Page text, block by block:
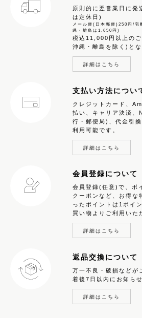
原則的に翌営業日に発
は定休日)
メール便(日本郵便)250円/宅
縄・離島は1,650円)
税込11,000円以上の
沖縄・離島を除く)とな
詳細はこちら
支払い方法につい
クレジットカード、
払い、キャリア決済、
行・郵便局)、代金引
利用可能です。
詳細はこちら
会員登録について
会員登録(任意)で、ポ
クーポンなど、お得な
ったポイントは1ポイ
買い物よりご利用いた
詳細はこちら
返品交換について
万一不良・破損などが
着後7日以内にお知ら
詳細はこちら